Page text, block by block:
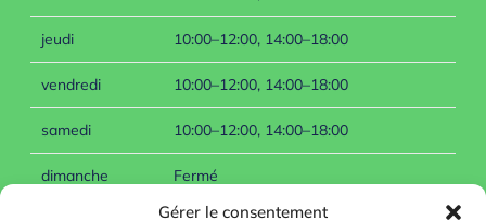
Gérer le consentement
jeudi 10:00–12:00, 14:00–18:00
vendredi 10:00–12:00, 14:00–18:00
samedi 10:00–12:00, 14:00–18:00
dimanche Fermé